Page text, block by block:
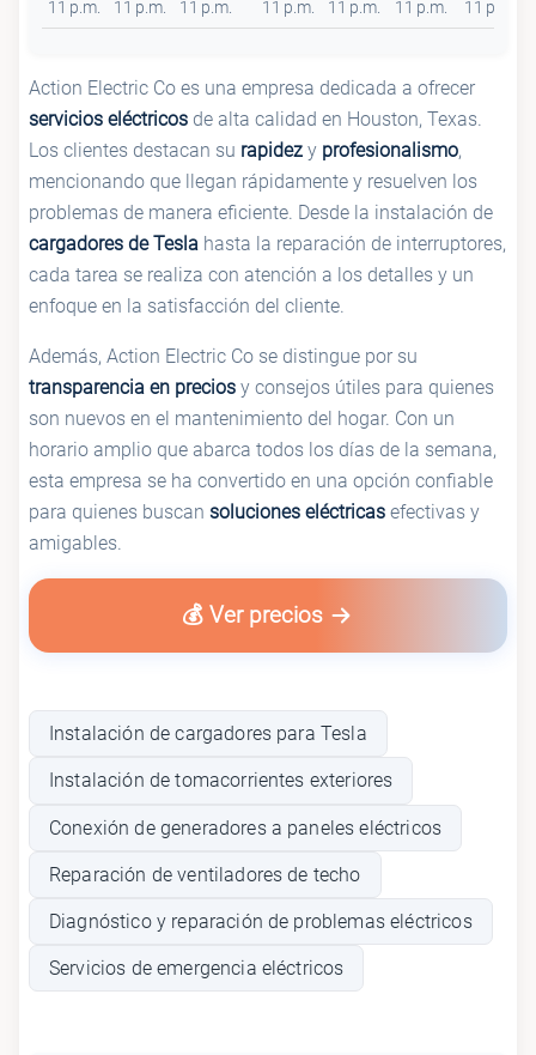
11 p.m.
11 p.m.
11 p.m.
11 p.m.
11 p.m.
11 p.m.
11 p.m.
Action Electric Co es una empresa dedicada a ofrecer
servicios eléctricos de alta calidad en Houston, Texas.
Los clientes destacan su rapidez y profesionalismo,
mencionando que llegan rápidamente y resuelven los
problemas de manera eficiente. Desde la instalación de
cargadores de Tesla hasta la reparación de interruptores,
cada tarea se realiza con atención a los detalles y un
enfoque en la satisfacción del cliente.
Además, Action Electric Co se distingue por su
transparencia en precios y consejos útiles para quienes
son nuevos en el mantenimiento del hogar. Con un
horario amplio que abarca todos los días de la semana,
esta empresa se ha convertido en una opción confiable
para quienes buscan soluciones eléctricas efectivas y
amigables.
💰 Ver precios
Instalación de cargadores para Tesla
Instalación de tomacorrientes exteriores
Conexión de generadores a paneles eléctricos
Reparación de ventiladores de techo
Diagnóstico y reparación de problemas eléctricos
Servicios de emergencia eléctricos